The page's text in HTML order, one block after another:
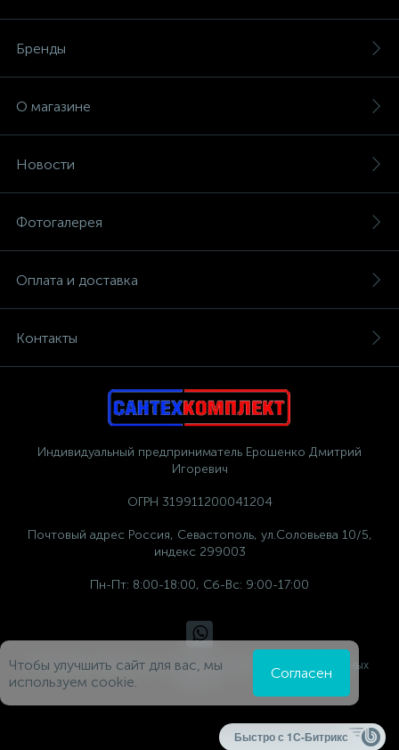
Бренды
О магазине
Новости
Фотогалерея
Оплата и доставка
Контакты
Индивидуальный предприниматель Ерошенко Дмитрий
Игоревич
ОГРН 319911200041204
Почтовый адрес Россия, Севастополь, ул.Соловьева 10/5,
индекс 299003
Пн-Пт: 8:00-18:00, Сб-Вс: 9:00-17:00
Политика компании в отношении обработки персональных
Чтобы улучшить сайт для вас, мы
используем cookie.
Согласен
Быстро с 1С-Битрикс